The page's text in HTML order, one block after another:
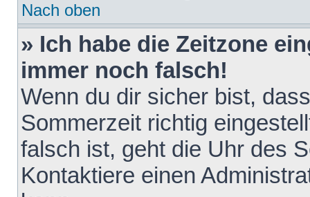
Nach oben
» Ich habe die Zeitzone
immer noch falsch!
Wenn du dir sicher bist,
Sommerzeit richtig
falsch ist, geht die Uhr des
Kontaktiere einen